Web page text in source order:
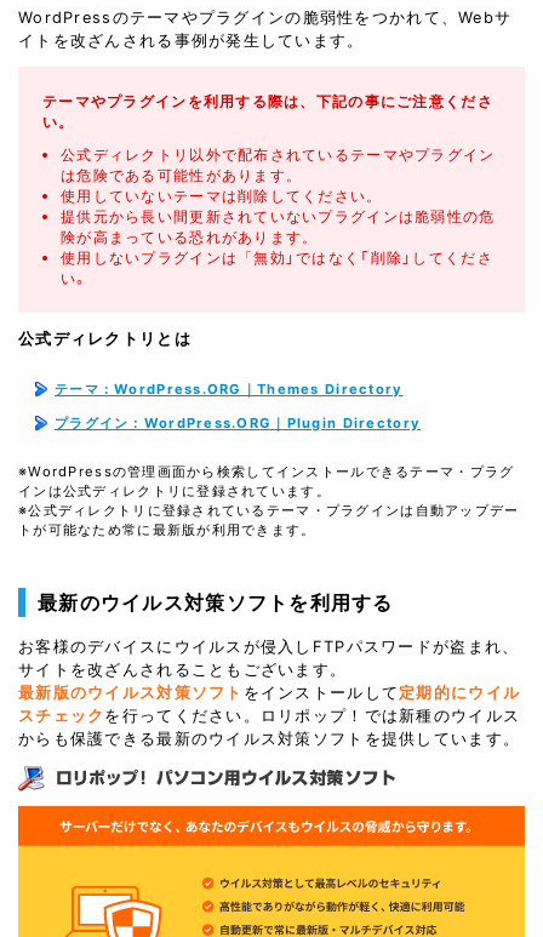
WordPressのテーマやプラグインの脆弱性をつかれて、Webサ
イトを改ざんされる事例が発生しています。
テーマやプラグインを利用する際は、下記の事にご注意くださ
い。
公式ディレクトリ以外で配布されているテーマやプラグイン
は危険である可能性があります。
使用していないテーマは削除してください。
提供元から長い間更新されていないプラグインは脆弱性の危
険が高まっている恐れがあります。
使用しないプラグインは「無効」ではなく「削除」してくださ
い。
公式ディレクトリとは
テーマ：WordPress.ORG｜Themes Directory
プラグイン：WordPress.ORG｜Plugin Directory
※WordPressの管理画面から検索してインストールできるテーマ・プラグ
インは公式ディレクトリに登録されています。
※公式ディレクトリに登録されているテーマ・プラグインは自動アップデー
トが可能なため常に最新版が利用できます。
最新のウイルス対策ソフトを利用する
お客様のデバイスにウイルスが侵入しFTPパスワードが盗まれ、
サイトを改ざんされることもございます。
最新版のウイルス対策ソフト をインストールして 定期的にウイル
スチェック を行ってください。ロリポップ！では新種のウイルス
からも保護できる最新のウイルス対策ソフトを提供しています。